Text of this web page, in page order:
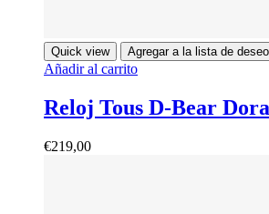
Quick view Agregar a la lista de
Añadir al carrito
Reloj Tous D-Bear
€219,00